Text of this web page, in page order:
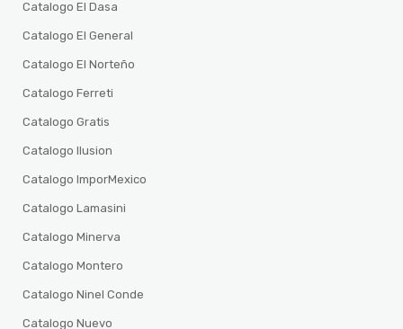
Catalogo El Dasa
Catalogo El General
Catalogo El Norteño
Catalogo Ferreti
Catalogo Gratis
Catalogo Ilusion
Catalogo ImporMexico
Catalogo Lamasini
Catalogo Minerva
Catalogo Montero
Catalogo Ninel Conde
Catalogo Nuevo